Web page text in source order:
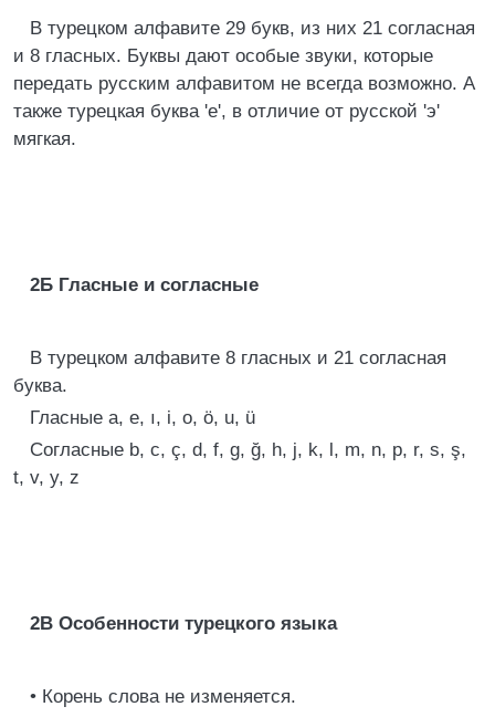
В турецком алфавите 29 букв, из них 21 согласная
и 8 гласных. Буквы дают особые звуки, которые
передать русским алфавитом не всегда возможно. А
также турецкая буква 'e', в отличие от русской 'э'
мягкая.
2Б Гласные и согласные
В турецком алфавите 8 гласных и 21 согласная
буква.
Гласные a, e, ı, i, o, ö, u, ü
Согласные b, c, ç, d, f, g, ğ, h, j, k, l, m, n, p, r, s, ş,
t, v, y, z
2В Особенности турецкого языка
• Корень слова не изменяется.